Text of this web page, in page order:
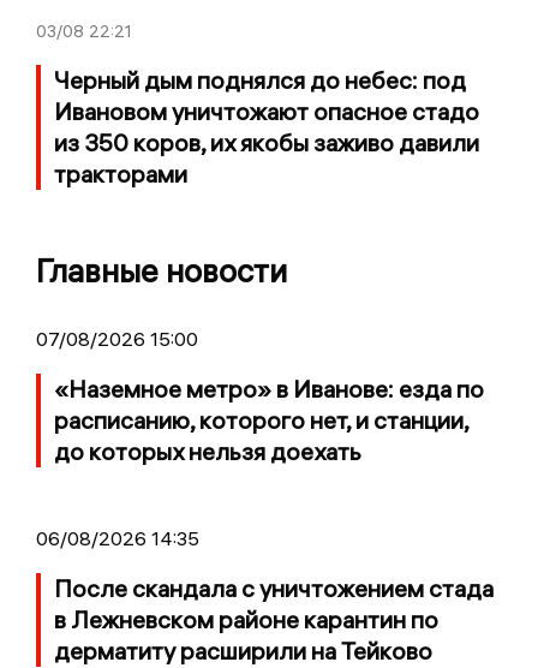
03/08 22:21
Черный дым поднялся до небес: под
Ивановом уничтожают опасное стадо
из 350 коров, их якобы заживо давили
тракторами
Главные новости
07/08/2026 15:00
«Наземное метро» в Иванове: езда по
расписанию, которого нет, и станции,
до которых нельзя доехать
06/08/2026 14:35
После скандала с уничтожением стада
в Лежневском районе карантин по
дерматиту расширили на Тейково